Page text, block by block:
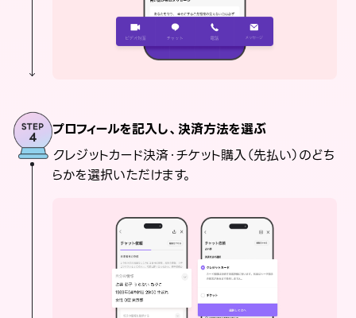
プロフィールを記入し、決済方法を選ぶ
クレジットカード決済・チケット購入（先払い）のどち
らかを選択いただけます。